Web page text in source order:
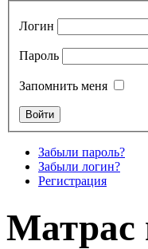
Логин
Пароль
Запомнить меня
Забыли пароль?
Забыли логин?
Регистрация
Матрас